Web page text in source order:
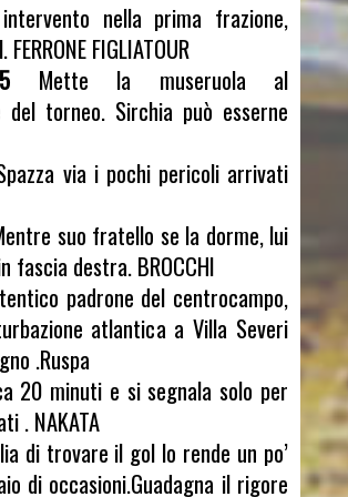
nella prima frazione,
FIGLIATOUR
Mette la museruola al
del torneo. Sirchia può esserne
via i pochi pericoli arrivati
suo fratello se la dorme, lui
fascia destra. BROCCHI
padrone del centrocampo,
atlantica a Villa Severi
.Ruspa
20 minuti e si segnala solo per
. NAKATA
di trovare il gol lo rende un po’
di occasioni.Guadagna il rigore